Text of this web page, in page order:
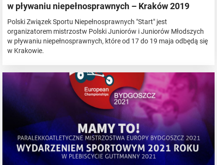
w pływaniu niepełnosprawnych – Kraków 2019
Polski Związek Sportu Niepełnosprawnych "Start" jest
organizatorem mistrzostw Polski Juniorów i Juniorów Młodszych
w pływaniu niepełnosprawnych, które od 17 do 19 maja odbędą się
w Krakowie.